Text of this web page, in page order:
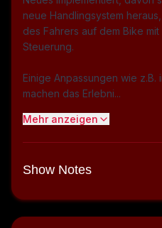
neue Handlingsystem
des Fahrers auf dem Bike
Steuerung.
Einige Anpassungen wie z.B.
machen das Erlebni...
Mehr anzeigen
Show Notes